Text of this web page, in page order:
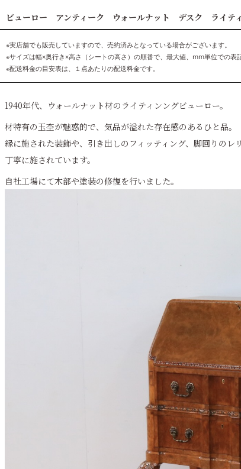
ビューロー アンティーク ウォールナット デスク ライテ
※実店舗でも販売していますので、売約済みとなっている場合がございます。
※サイズは幅×奥行き×高さ（シートの高さ）の順番で、最大値、mm単位での表記
※配送料金の目安表は、１点あたりの配送料金です。
1940年代、ウォールナット材のライティンングビューロー。
材特有の玉杢が魅惑的で、気品が溢れた存在感のあるひと品。
縁に施された装飾や、引き出しのフィッティング、脚回りのレ
丁寧に施されています。
自社工場にて木部や塗装の修復を行いました。